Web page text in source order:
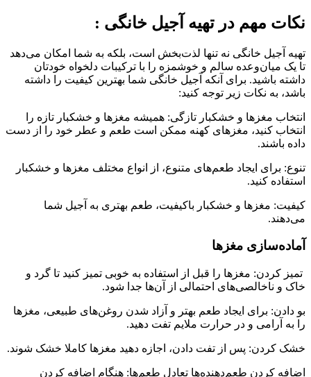
نکات مهم در تهیه آجیل خانگی :
تهیه آجیل خانگی نه تنها لذت‌بخش است، بلکه به شما امکان می‌دهد
تا یک میان‌وعده سالم و خوشمزه را با ترکیبات دلخواه خودتان
داشته باشید. برای آنکه آجیل خانگی شما بهترین کیفیت را داشته
باشد، به نکات زیر توجه کنید:
انتخاب مغزها و خشکبار تازگی: همیشه مغزها و خشکبار تازه را
انتخاب کنید، مغزهای کهنه ممکن است طعم و عطر خود را از دست
داده باشند.
تنوع: برای ایجاد طعم‌های متنوع، از انواع مختلف مغزها و خشکبار
استفاده کنید.
کیفیت: مغزها و خشکبار باکیفیت، طعم بهتری به آجیل شما
می‌دهند.
آماده‌سازی مغزها
تمیز کردن: مغزها را قبل از استفاده به خوبی تمیز کنید تا گرد و
خاک و ناخالصی‌های احتمالی از آن‌ها جدا شود.
بو دادن: برای ایجاد طعم بهتر و آزاد شدن روغن‌های طبیعی، مغزها
را به آرامی و در حرارت ملایم تفت دهید.
خشک کردن: پس از تفت دادن، اجازه دهید مغزها کاملا خشک شوند.
اضافه کردن طعم‌دهنده‌ها تعادل طعم‌ها: هنگام اضافه کردن